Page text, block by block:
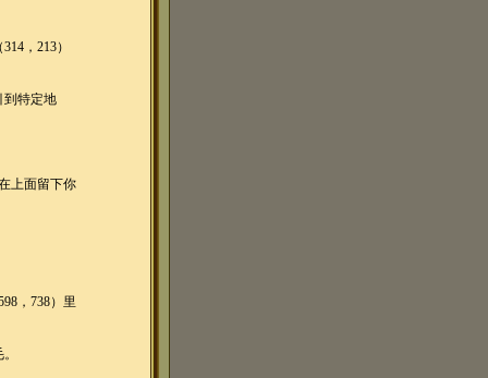
，213）
到特定地
上面留下你
，738）里